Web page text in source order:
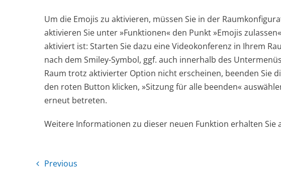
Um die Emojis zu aktivieren, müssen Sie in der
aktivieren Sie unter »Funktionen« den Punkt »Emojis
aktiviert ist: Starten Sie dazu eine Videokonferenz in Ihrem
nach dem Smiley-Symbol, ggf. auch innerhalb des
Raum trotz aktivierter Option nicht erscheinen, beenden Sie
den roten Button klicken, »Sitzung für alle beenden«
erneut betreten.
Weitere Informationen zu dieser neuen Funktion erhalten Sie
Previous